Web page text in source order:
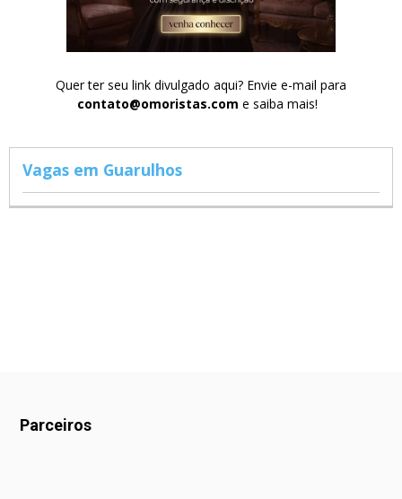
Quer ter seu link divulgado aqui? Envie e-mail para
contato@omoristas.com e saiba mais!
Vagas em Guarulhos
Parceiros